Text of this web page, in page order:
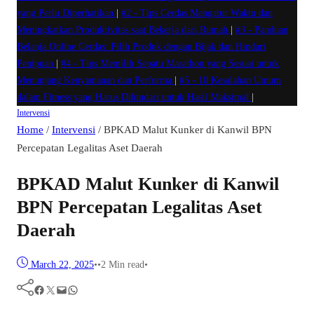
yang Perlu Diperhatikan
#2 - Tips Cerdas Mengatur Waktu dan
Meningkatkan Produktivitas saat Bekerja dari Rumah
#3 - Panduan
Belanja Online Cerdas: Pilih Produk dengan Bijak dan Hindari
Penipuan
#4 - Tips Memilih Sepatu Marathon yang Sesuai untuk
Menunjang Kenyamanan dan Performa
#5 - 10 Kesalahan Umum
dalam Fitness yang Harus Dihindari untuk Hasil Maksimal
Intervensi
Home / Intervensi / BPKAD Malut Kunker di Kanwil BPN
Percepatan Legalitas Aset Daerah
BPKAD Malut Kunker di Kanwil
BPN Percepatan Legalitas Aset
Daerah
March 22, 2025••2 Min read•
Facebook Twitter Mail WhatsApp